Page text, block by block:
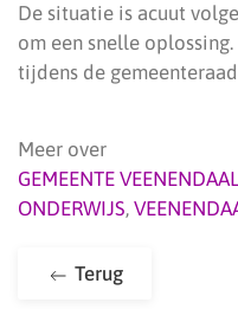
De situatie is acuut
om een snelle
tijdens de
Meer over
GEMEENTE VEENENDAAL
ONDERWIJS,
Terug